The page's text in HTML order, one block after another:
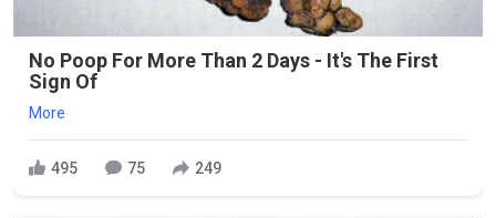
No Poop For More Than 2 Days - It's The First
Sign Of
More
495 75 249